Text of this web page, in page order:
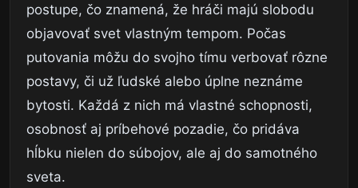
postupe, čo znamená, že hráči majú slobodu
objavovať svet vlastným tempom. Počas
putovania môžu do svojho tímu verbovať rôzne
postavy, či už ľudské alebo úplne neznáme
bytosti. Každá z nich má vlastné schopnosti,
osobnosť aj príbehové pozadie, čo pridáva
hĺbku nielen do súbojov, ale aj do samotného
sveta.